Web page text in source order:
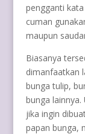
pengganti
cuman
maupun
Biasanya
dimanfaatkan
bunga tulip,
bunga
jika ingin
papan bunga,